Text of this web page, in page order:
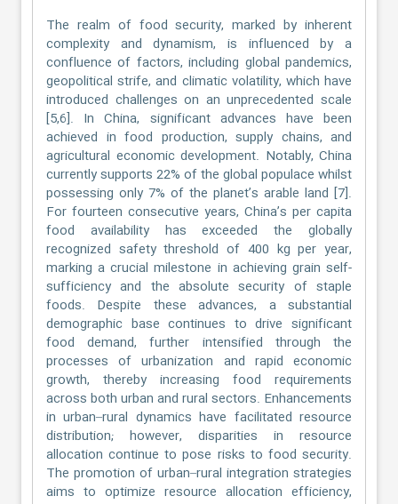
The realm of food security, marked by inherent
complexity and dynamism, is influenced by a
confluence of factors, including global pandemics,
geopolitical strife, and climatic volatility, which have
introduced challenges on an unprecedented scale
[5,6]. In China, significant advances have been
achieved in food production, supply chains, and
agricultural economic development. Notably, China
currently supports 22% of the global populace whilst
possessing only 7% of the planet’s arable land [7].
For fourteen consecutive years, China’s per capita
food availability has exceeded the globally
recognized safety threshold of 400 kg per year,
marking a crucial milestone in achieving grain self-
sufficiency and the absolute security of staple
foods. Despite these advances, a substantial
demographic base continues to drive significant
food demand, further intensified through the
processes of urbanization and rapid economic
growth, thereby increasing food requirements
across both urban and rural sectors. Enhancements
in urban–rural dynamics have facilitated resource
distribution; however, disparities in resource
allocation continue to pose risks to food security.
The promotion of urban–rural integration strategies
aims to optimize resource allocation efficiency,